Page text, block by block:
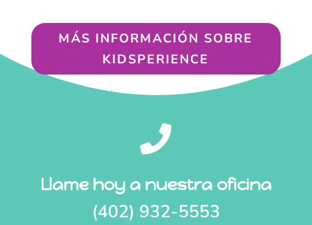
MÁS INFORMACIÓN SOBRE
KIDSPERIENCE

Llame hoy a nuestra oficina
(402) 932-5553